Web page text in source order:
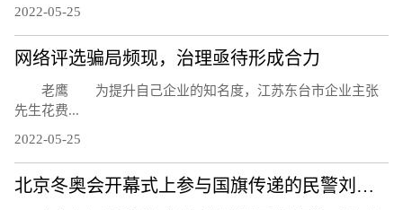
2022-05-25
网络评选骗局频现，治理亟待形成合力
老鹰 为提升自己企业的知名度，江苏东台市企业主张
先生花费...
2022-05-25
北京冬奥会开幕式上参与国旗传递的民警刘亚斌殉职